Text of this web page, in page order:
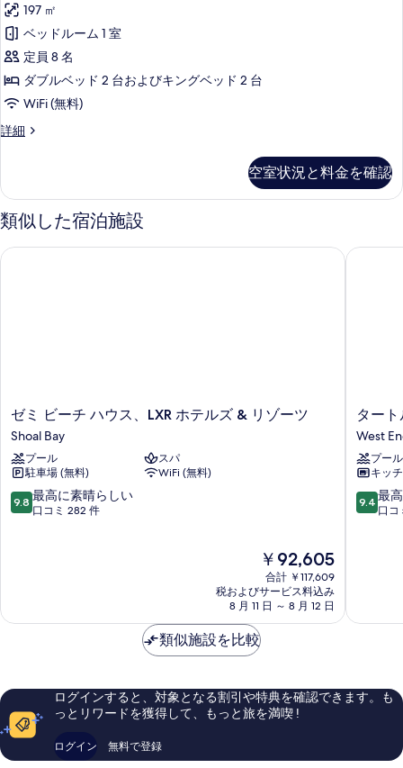
真
を
表
示
す
る
詳
細
Garden
Villa
at
Rendezvous
Beach
の
す
て
の
真
197 ㎡
ベッドルーム 1 室
定員 8 名
ダブルベッド 2 台およびキングベッド 2 台
WiFi (無料)
詳細
Three
at
Rendezvous
Beach
詳
空室状況と料金を確認
類似した宿泊施設
ゼ
ミ
ビ
ー
チ
ハ
ウ
&
ツ
Bay
ゼミ ビーチ ハウス、LXR ホテルズ & リゾーツ
Shoal Bay
プール
スパ
駐車場 (無料)
WiFi (無料)
10
段
素
い、
コ
ミ
9.8 最高に素晴らしい
口コミ 282 件
現
在
の
料
金
は
￥92,605
￥92,605
合計 ￥117,609
税およびサービス料込み
8 月 11 日 ～ 8 月 12 日
ゼミ ビーチ ハウス、LXR ホテルズ & リゾーツ
タ
ー
ト
ル
ズ
ネ
ス
ー
Village
ター
West
プール
キッ
10
段
素
い、
口
9.4 最
口コ
タート
類似施設を比較
ログインすると、対象となる割引や特典を確認できます。も
っとリワードを獲得して、もっと旅を満喫 !
ログイン 無料で登録